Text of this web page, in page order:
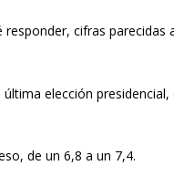
cifras parecidas
elección
de un 6,8 a un 7,4.